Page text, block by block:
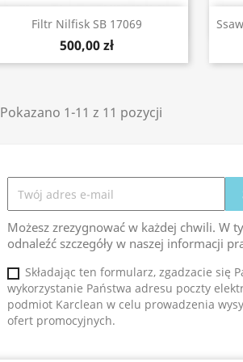
Filtr Nilfisk SB 17069
500,00 zł
Szybki podgląd
Pokazano 1-11 z 11 pozycji
Możesz zrezygnować w każdej chwili. W
odnaleźć szczegóły w naszej informacji
Składając ten formularz, zgadzacie się
wykorzystanie Państwa adresu poczty
podmiot Karclean w celu prowadzenia
ofert promocyjnych.